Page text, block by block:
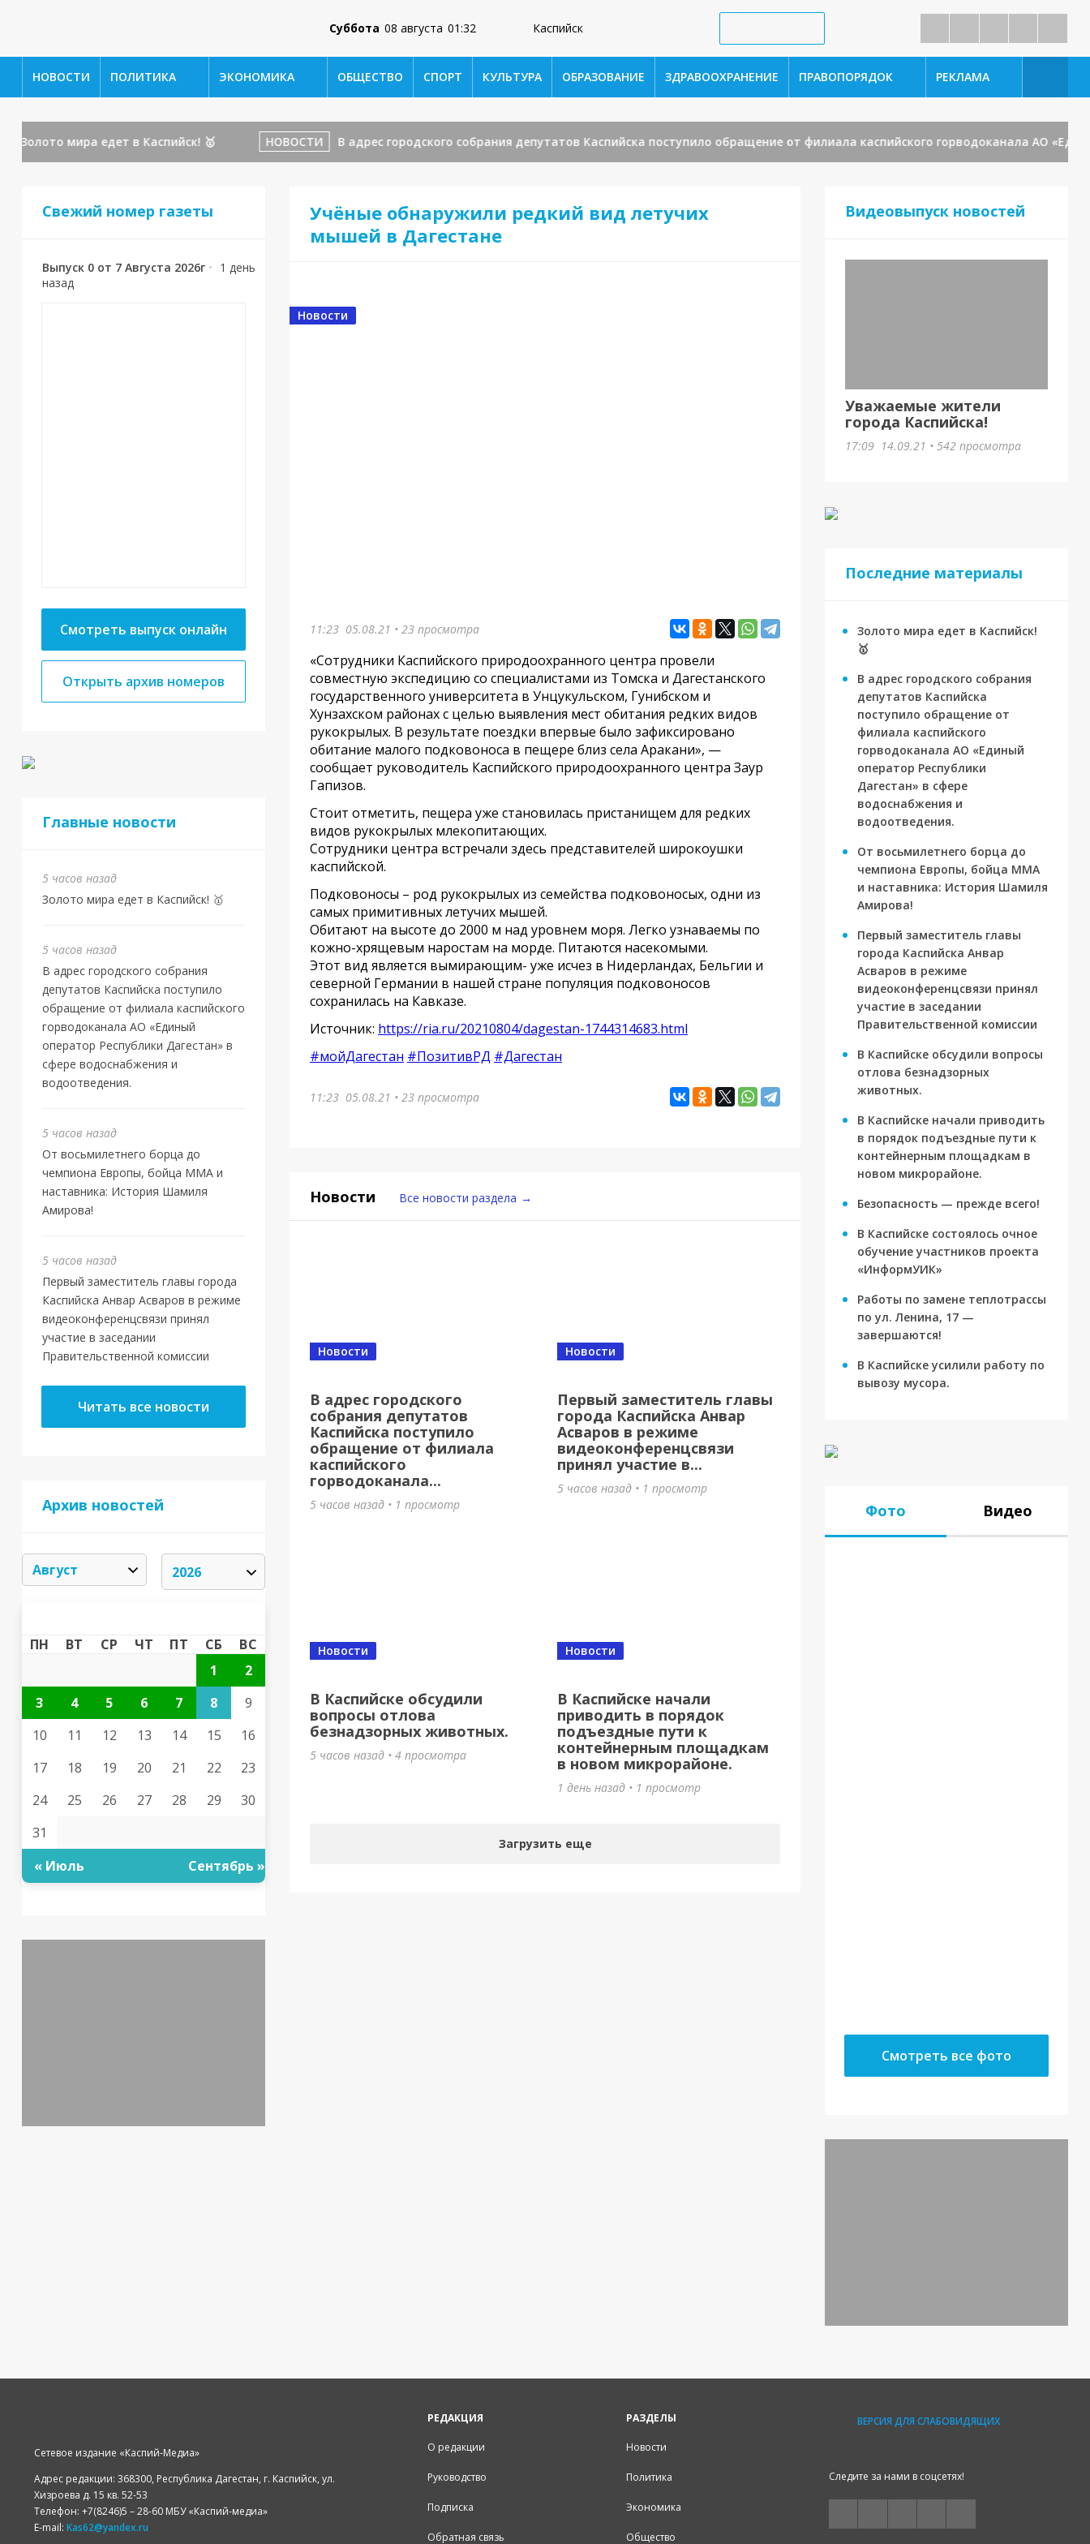
Суббота 08 августа 01:32 Каспийск
НОВОСТИ ПОЛИТИКА ЭКОНОМИКА ОБЩЕСТВО СПОРТ КУЛЬТУРА ОБРАЗОВАНИЕ ЗДРАВООХРАНЕНИЕ ПРАВОПОРЯДОК РЕКЛАМА
мира едет в Каспийск! 🥇 НОВОСТИ В адрес городского собрания депутатов Каспийска поступило обращение от филиала каспийского горводоканала АО «Единый
Свежий номер газеты
Выпуск 0 от 7 Августа 2026г • 1 день
назад
Смотреть выпуск онлайн
Открыть архив номеров
Главные новости
5 часов назад
Золото мира едет в Каспийск! 🥇
5 часов назад
В адрес городского собрания
депутатов Каспийска поступило
обращение от филиала каспийского
горводоканала АО «Единый
оператор Республики Дагестан» в
сфере водоснабжения и
водоотведения.
5 часов назад
От восьмилетнего борца до
чемпиона Европы, бойца ММА и
наставника: История Шамиля
Амирова!
5 часов назад
Первый заместитель главы города
Каспийска Анвар Асваров в режиме
видеоконференцсвязи принял
участие в заседании
Правительственной комиссии
Читать все новости
Архив новостей
ПН ВТ СР ЧТ ПТ СБ
ВС
1
2
3
4 5 6 7 8
9
10
11 12 13 14 15
16
17
18 19 20 21 22
23
24
25 26 27 28 29
30
31
« Июль
Сентябрь »
Учёные обнаружили редкий вид летучих
мышей в Дагестане
Новости
11:23 05.08.21 • 23 просмотра
«Сотрудники Каспийского природоохранного центра провели
совместную экспедицию со специалистами из Томска и Дагестанского
государственного университета в Унцукульском, Гунибском и
Хунзахском районах с целью выявления мест обитания редких видов
рукокрылых. В результате поездки впервые было зафиксировано
обитание малого подковоноса в пещере близ села Аракани», —
сообщает руководитель Каспийского природоохранного центра Заур
Гапизов.
Стоит отметить, пещера уже становилась пристанищем для редких
видов рукокрылых млекопитающих.
Сотрудники центра встречали здесь представителей широкоушки
каспийской.
Подковоносы – род рукокрылых из семейства подковоносых, одни из
самых примитивных летучих мышей.
Обитают на высоте до 2000 м над уровнем моря. Легко узнаваемы по
кожно-хрящевым наростам на морде. Питаются насекомыми.
Этот вид является вымирающим- уже исчез в Нидерландах, Бельгии и
северной Германии в нашей стране популяция подковоносов
сохранилась на Кавказе.
Источник: https://ria.ru/20210804/dagestan-1744314683.html
#мойДагестан #ПозитивРД #Дагестан
11:23 05.08.21 • 23 просмотра
Новости Все новости раздела →
В адрес городского
собрания депутатов
Каспийска поступило
обращение от филиала
каспийского
горводоканала...
Новости
5 часов назад • 1 просмотр
Первый заместитель главы
города Каспийска Анвар
Асваров в режиме
видеоконференцсвязи
принял участие в...
Новости
5 часов назад • 1 просмотр
В Каспийске обсудили
вопросы отлова
безнадзорных животных.
Новости
5 часов назад • 4 просмотра
В Каспийске начали
приводить в порядок
подъездные пути к
контейнерным площадкам
в новом микрорайоне.
Новости
1 день назад • 1 просмотр
Загрузить еще
Видеовыпуск новостей
Уважаемые жители
города Каспийска!
17:09 14.09.21 • 542 просмотра
Последние материалы
Золото мира едет в Каспийск!
🥇
В адрес городского собрания
депутатов Каспийска
поступило обращение от
филиала каспийского
горводоканала АО «Единый
оператор Республики
Дагестан» в сфере
водоснабжения и
водоотведения.
От восьмилетнего борца до
чемпиона Европы, бойца ММА
и наставника: История Шамиля
Амирова!
Первый заместитель главы
города Каспийска Анвар
Асваров в режиме
видеоконференцсвязи принял
участие в заседании
Правительственной комиссии
В Каспийске обсудили вопросы
отлова безнадзорных
животных.
В Каспийске начали приводить
в порядок подъездные пути к
контейнерным площадкам в
новом микрорайоне.
Безопасность — прежде всего!
В Каспийске состоялось очное
обучение участников проекта
«ИнформУИК»
Работы по замене теплотрассы
по ул. Ленина, 17 —
завершаются!
В Каспийске усилили работу по
вывозу мусора.
Фото Видео
Смотреть все фото
Сетевое издание «Каспий-Медиа»
Адрес редакции: 368300, Республика Дагестан, г. Каспийск, ул.
Хизроева д. 15 кв. 52-53
Телефон: +7(8246)5 – 28-60 МБУ «Каспий-медиа»
E-mail: Kas62@yandex.ru
РЕДАКЦИЯ
О редакции
Руководство
Подписка
Обратная связь
РАЗДЕЛЫ
Новости
Политика
Экономика
Общество
ВЕРСИЯ ДЛЯ СЛАБОВИДЯЩИХ
Следите за нами в соцсетях!